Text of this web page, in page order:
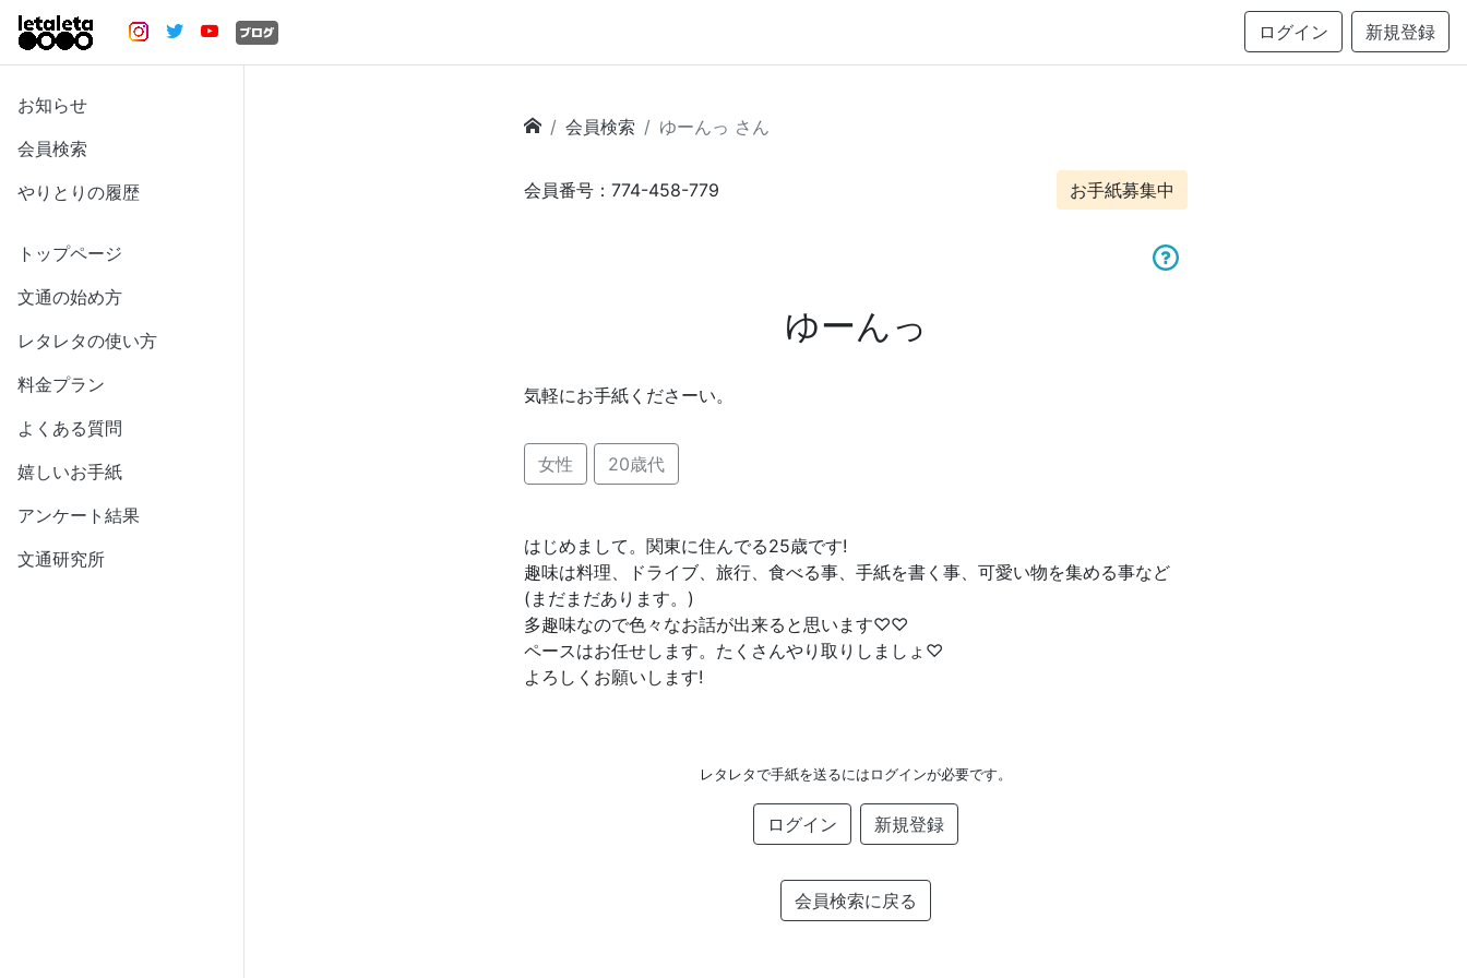
ログイン 新規登録
お知らせ
会員検索
やりとりの履歴
トップページ
文通の始め方
レタレタの使い方
料金プラン
よくある質問
嬉しいお手紙
アンケート結果
文通研究所
会員検索 ゆーんっ さん
会員番号：774-458-779 お手紙募集中
ゆーんっ
気軽にお手紙くださーい。
女性 20歳代
はじめまして。関東に住んでる25歳です!
趣味は料理、ドライブ、旅行、食べる事、手紙を書く事、可愛い物を集める事など
(まだまだあります。)
多趣味なので色々なお話が出来ると思います♡♡
ペースはお任せします。たくさんやり取りしましょ♡
よろしくお願いします!
レタレタで手紙を送るにはログインが必要です。
ログイン 新規登録
会員検索に戻る